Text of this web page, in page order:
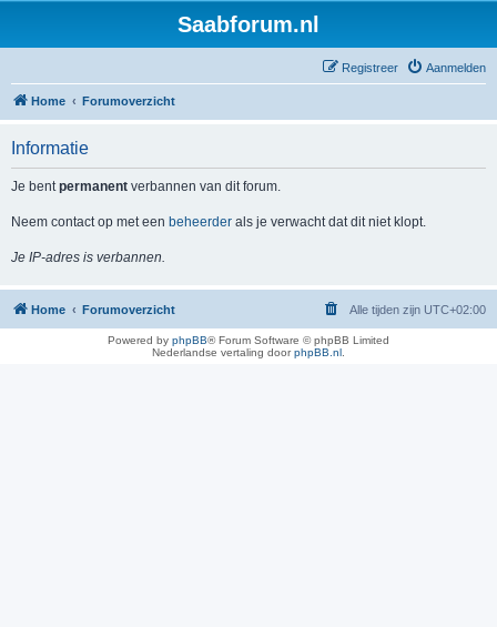
Saabforum.nl
Aanmelden
Registreer
Home Forumoverzicht
Informatie
Je bentpermanent verbannen van dit forum.
Neem contact op met een beheerder als je verwacht dat dit niet klopt.
Je IP-adres is verbannen.
Home Forumoverzicht Alle tijden zijn UTC+02:00
Powered by phpBB® Forum Software © phpBB Limited
Nederlandse vertaling doorphpBB.nl